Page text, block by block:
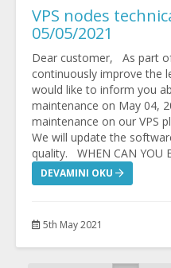
VPS nodes
05/05/2021
Dear customer, As part
continuously improve the
would like to inform you
maintenance on May 04,
maintenance on our VPS
We will update the
quality. WHEN CAN YOU
DEVAMINI OKU
5th May 2021